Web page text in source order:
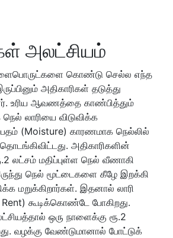
அலட்சியம்
கொண்டு செல்ல எந்த
அதிகாரிகள் தடுத்து
உரிய ஆவணத்தை காண்பித்தும்
லாரியை விடுவிக்க
(Moisture) காரணமாக நெல்லில்
அதிகாரிகளின்
லட்சம் மதிப்புள்ள நெல் வீணாகி
நெல் மூட்டைகளை கீழே இறக்கி
மறுக்கிறார்கள். இதனால் லாரி
கூடிக்கொண்டே போகிறது.
ஒரு நாளைக்கு ரூ.2
வழக்கு வேண்டுமானால் போட்டுக்